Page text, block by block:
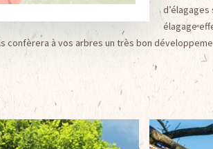
élagage
confèrera à vos arbres un très bon